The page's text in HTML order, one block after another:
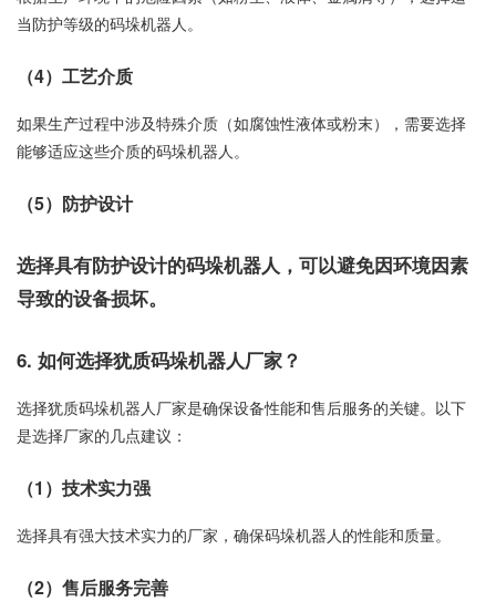
当防护等级的码垛机器人。
（4）工艺介质
如果生产过程中涉及特殊介质（如腐蚀性液体或粉末），需要选择
能够适应这些介质的码垛机器人。
（5）防护设计
选择具有防护设计的码垛机器人，可以避免因环境因素
导致的设备损坏。
6. 如何选择犹质码垛机器人厂家？
选择犹质码垛机器人厂家是确保设备性能和售后服务的关键。以下
是选择厂家的几点建议：
（1）技术实力强
选择具有强大技术实力的厂家，确保码垛机器人的性能和质量。
（2）售后服务完善